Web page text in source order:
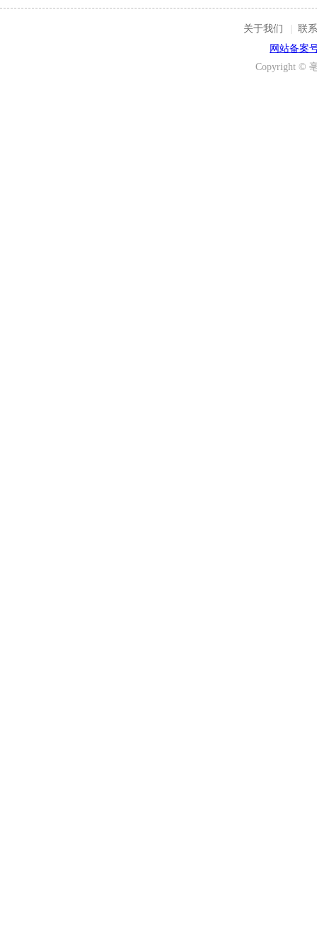
关于我们
联
网站备案
Copyright ©